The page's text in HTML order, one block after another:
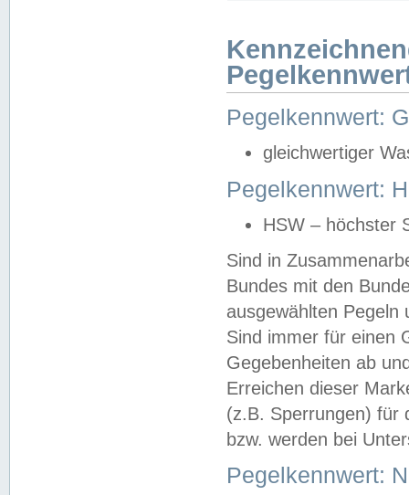
Pegelkennwert:
gleichwertiger
Pegelkennwert:
HSW – höchster
Sind in
Bundes mit den
ausgewählten
Sind immer für einen
Gegebenheiten ab
Erreichen dieser
(z.B. Sperrungen) für
bzw. werden bei
Pegelkennwert: